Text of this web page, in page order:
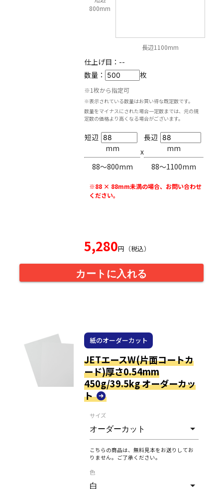
800mm
長辺1100mm
仕上げ目： --
数量：
枚
※1枚から指定可
※表示されている数量はお買い得な既定数です。
数量をマイナスにされた場合一定数までは、元の規
定数の価格より高くなる場合がございます。
短辺
mm
88〜800mm
x
長辺
mm
88〜1100mm
※88 × 88mm未満の場合、お問い合わせ
ください。
5,280円（税込）
カートに入れる
紙のオーダーカット
JETエースW(片面コートカ
ード)厚さ0.54mm
450g/39.5kg オーダーカッ
ト
サイズ
こちらの商品は、無料見本をお送りしてお
りません。ご了承ください。
色